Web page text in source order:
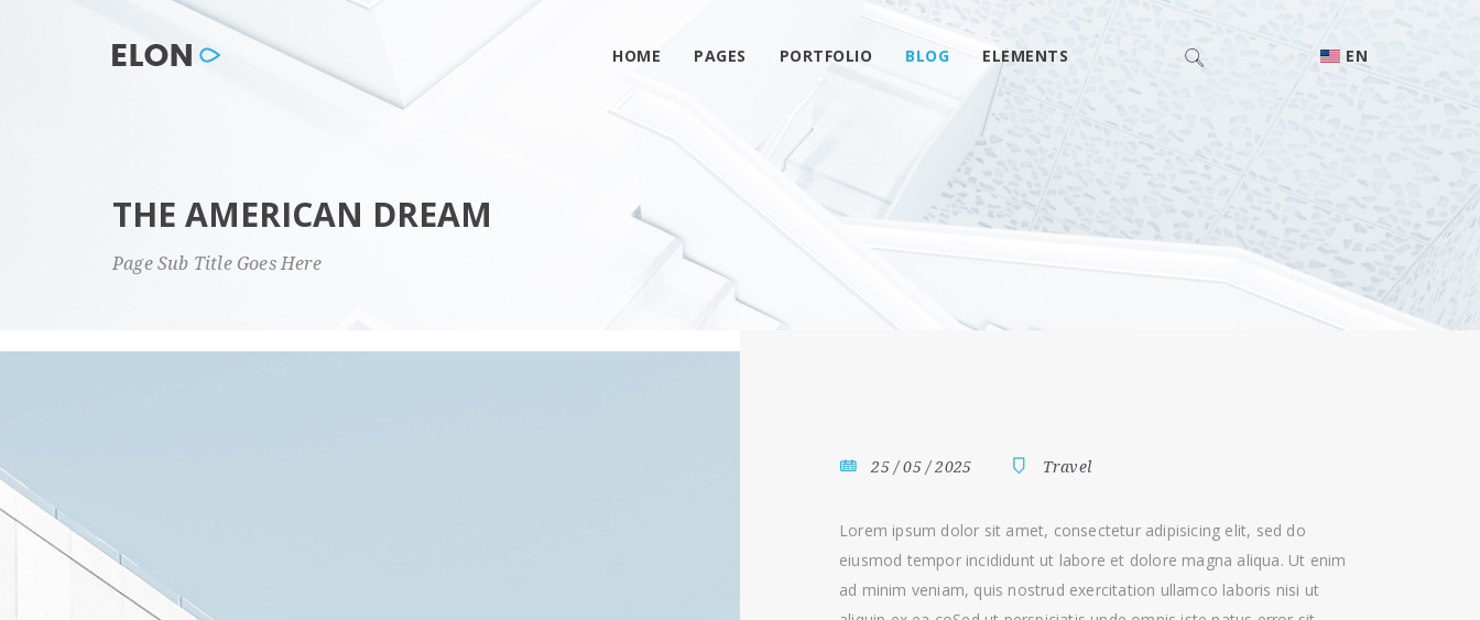
HOME PAGES PORTFOLIO BLOG ELEMENTS EN
THE AMERICAN DREAM
Page Sub Title Goes Here
25 / 05 / 2025 Travel
Lorem ipsum dolor sit amet, consectetur adipisicing elit, sed do
eiusmod tempor incididunt ut labore et dolore magna aliqua. Ut enim
ad minim veniam, quis nostrud exercitation ullamco laboris nisi ut